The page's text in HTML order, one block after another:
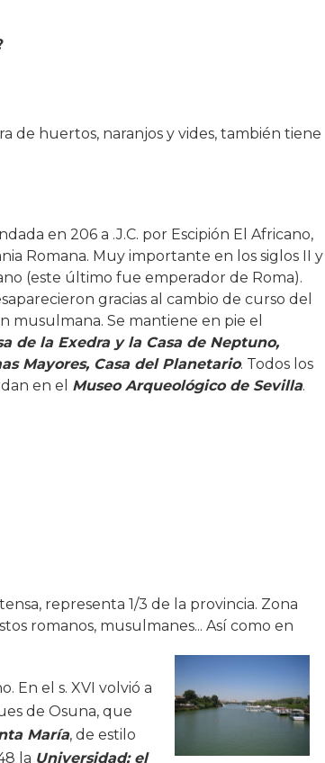
de huertos, naranjos y vides, también tiene
en 206 a .J.C. por Escipión El Africano,
Romana. Muy importante en los siglos II y
(este último fue emperador de Roma).
gracias al cambio de curso del
musulmana. Se mantiene en pie el
de la Exedra y la Casa de Neptuno,
Mayores, Casa del Planetario. Todos los
en el Museo Arqueológico de Sevilla.
representa 1/3 de la provincia. Zona
romanos, musulmanes... Así como en
En el s. XVI volvió a
de Osuna, que
María, de estilo
la Universidad; el